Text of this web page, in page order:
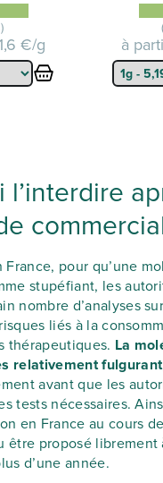
€/g à
l’interdire
France, pour qu’une
stupéfiant, les
nombre d’analyses
liés à la
thérapeutiques. La
relativement fulgurant
avant que les
tests nécessaires.
en France au cours
être proposé librement
d’une année.